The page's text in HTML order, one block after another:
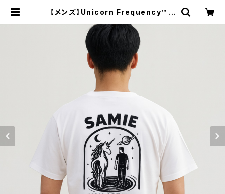
【メンズ】Unicorn Frequency™ T